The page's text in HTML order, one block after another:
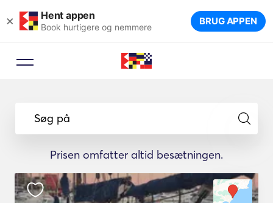
× Hent appen
Book hurtigere og nemmere BRUG APPEN
Søg på
Prisen omfatter altid besætningen.